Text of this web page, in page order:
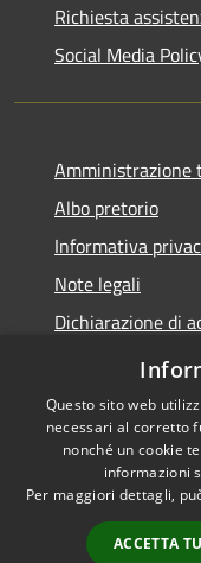
Richiesta
Social Media
Amministrazione
Albo pretorio
Informativa
Note legali
Dichiarazione di
Piano di
Accessibility
Questo sito web
necessari al corretto
nonché un cookie
informazioni
Per maggiori dettagli,
ACCETTA